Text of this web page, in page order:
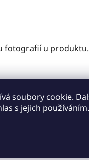
soubory cookie.
s jejich
fotografií u produktu.